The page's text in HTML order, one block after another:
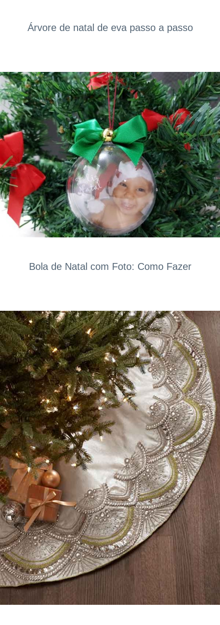
Árvore de natal de eva passo a passo
Bola de Natal com Foto: Como Fazer